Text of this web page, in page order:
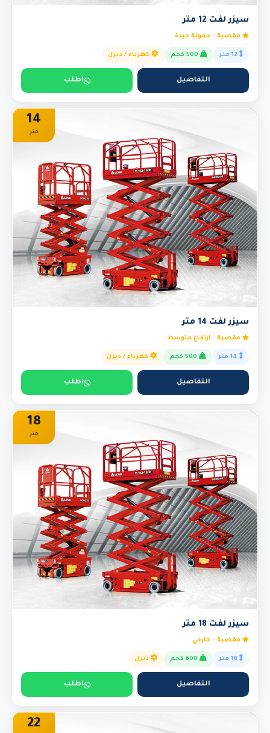
سيزر لفت 12 متر
مقصية - حمولة جيدة
كهرباء / ديزل
التفاصيل اطلب
14
متر
سيزر لفت 14 متر
مقصية - ارتفاع متوسط
كهرباء / ديزل
التفاصيل اطلب
18
متر
سيزر لفت 18 متر
مقصية - خارجي
ديزل
التفاصيل اطلب
22